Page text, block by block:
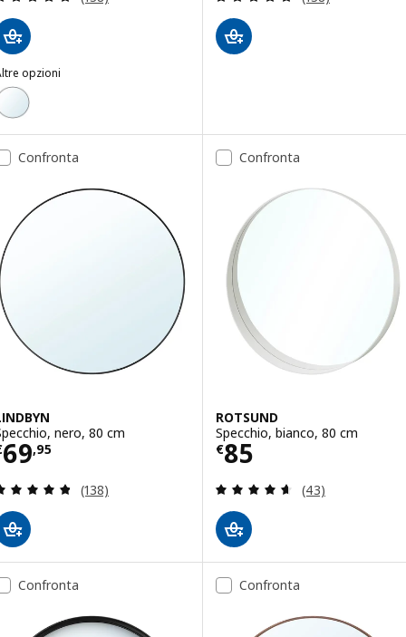
opzioni
LINDBYN, Specchio, nero, 50 cm
Confronta
nero, 80 cm
69,95 € 69,95
Recensione: 4.8 fuori da 5 stelle. Totale
(138)
Confronta
ROTSUND
Specchio, bianco, 80 cm
€85
Prezzo € 85
Recensione:
(43)
Confronta Confronta